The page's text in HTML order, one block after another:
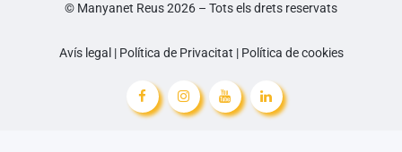
© Manyanet Reus 2026 – Tots els drets reservats
Avís legal | Política de Privacitat | Política de cookies